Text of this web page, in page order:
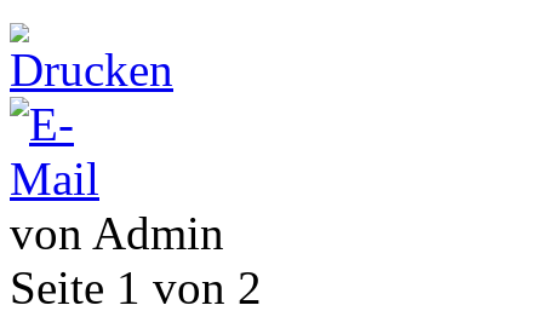
von Admin
Seite 1 von 2